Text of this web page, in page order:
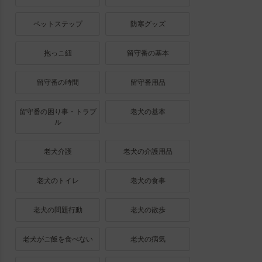
ペットステップ 防寒グッズ
抱っこ紐 留守番の基本
留守番の時間 留守番用品
留守番の困り事・トラブ
ル
老犬の基本
老犬介護 老犬の介護用品
老犬のトイレ 老犬の食事
老犬の問題行動 老犬の散歩
老犬がご飯を食べない 老犬の病気